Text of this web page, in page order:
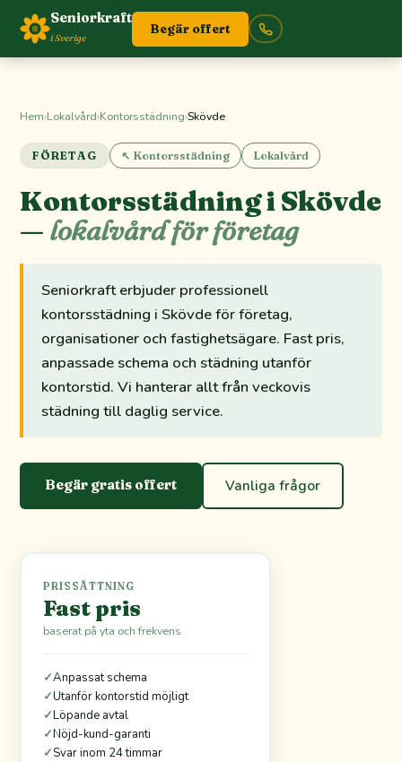
Seniorkraft
i Sverige
Begär offert
Hem›Lokalvård›Kontorsstädning›Skövde
FÖRETAG ↖ Kontorsstädning Lokalvård
Kontorsstädning i Skövde
— lokalvård för företag
Seniorkraft erbjuder professionell
kontorsstädning i Skövde för företag,
organisationer och fastighetsägare. Fast pris,
anpassade schema och städning utanför
kontorstid. Vi hanterar allt från veckovis
städning till daglig service.
Begär gratis offert Vanliga frågor
PRISSÄTTNING
Fast pris
baserat på yta och frekvens
✓Anpassat schema
✓Utanför kontorstid möjligt
✓Löpande avtal
✓Nöjd-kund-garanti
✓Svar inom 24 timmar